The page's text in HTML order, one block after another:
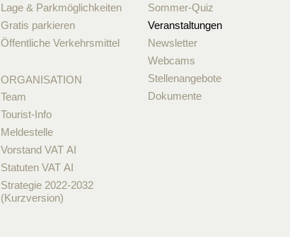
Lage & Parkmöglichkeiten
Gratis parkieren
Öffentliche Verkehrsmittel
ORGANISATION
Team
Tourist-Info
Meldestelle
Vorstand VAT AI
Statuten VAT AI
Strategie 2022-2032
(Kurzversion)
Sommer-Quiz
Veranstaltungen
Newsletter
Webcams
Stellenangebote
Dokumente